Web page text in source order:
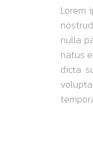
Lorem
nulla
natus
dicta